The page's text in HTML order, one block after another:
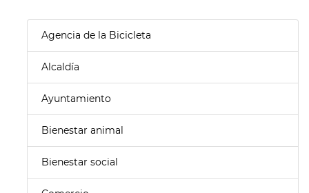
Agencia de la Bicicleta
Alcaldía
Ayuntamiento
Bienestar animal
Bienestar social